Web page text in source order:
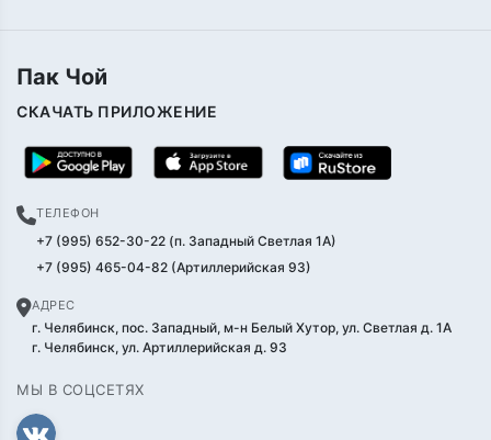
Пак Чой
СКАЧАТЬ ПРИЛОЖЕНИЕ
ТЕЛЕФОН
+7 (995) 652-30-22 (п. Западный Светлая 1А)
+7 (995) 465-04-82 (Артиллерийская 93)
АДРЕС
г. Челябинск, пос. Западный, м-н Белый Хутор, ул. Светлая д. 1А
г. Челябинск, ул. Артиллерийская д. 93
МЫ В СОЦСЕТЯХ